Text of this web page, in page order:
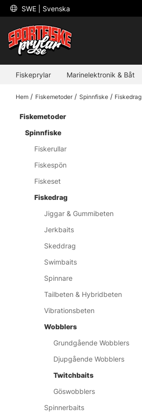
SWE | Svenska
Fiskeprylar Marinelektronik & Båt
Hem Fiskemetoder Spinnfiske Fiskedrag
Fiskemetoder
Spinnfiske
Fiskerullar
Fiskespön
Fiskeset
Fiskedrag
Jiggar & Gummibeten
Jerkbaits
Skeddrag
Swimbaits
Spinnare
Tailbeten & Hybridbeten
Vibrationsbeten
Wobblers
Grundgående Wobblers
Djupgående Wobblers
Twitchbaits
Göswobblers
Spinnerbaits